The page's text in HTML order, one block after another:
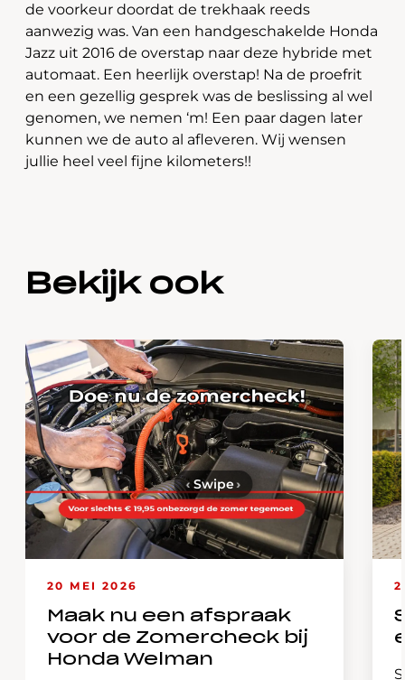
de voorkeur doordat de trekhaak reeds
aanwezig was. Van een handgeschakelde Honda
Jazz uit 2016 de overstap naar deze hybride met
automaat. Een heerlijk overstap! Na de proefrit
en een gezellig gesprek was de beslissing al wel
genomen, we nemen ‘m! Een paar dagen later
kunnen we de auto al afleveren. Wij wensen
jullie heel veel fijne kilometers!!
Bekijk ook
20 MEI 2026
Maak nu een afspraak
voor de Zomercheck bij
Honda Welman
‹ Swipe›